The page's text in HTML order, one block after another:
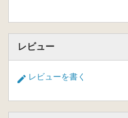
レビュー
レビューを書く